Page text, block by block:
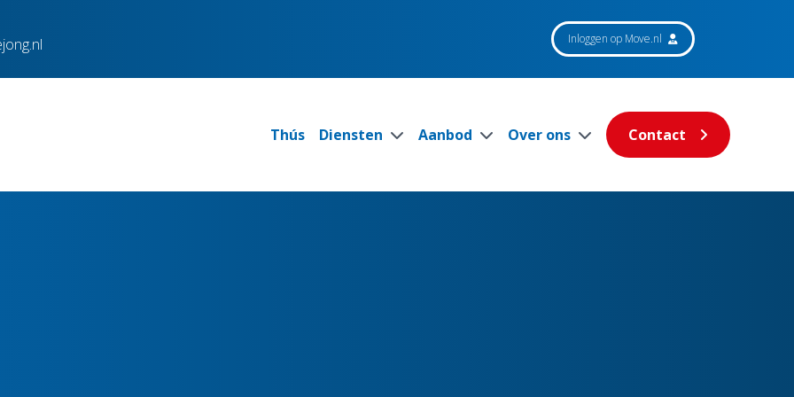
Inloggen op Move.nl
Thús Diensten Aanbod Over ons Contact